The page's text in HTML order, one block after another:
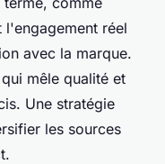
l'engagement réel
avec la marque.
mêle qualité et
Une stratégie
les sources